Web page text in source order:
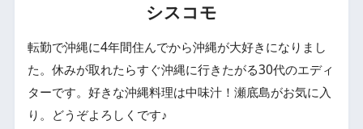
シスコモ
転勤で沖縄に4年間住んでから沖縄が大好きになりまし
た。休みが取れたらすぐ沖縄に行きたがる30代のエディ
ターです。好きな沖縄料理は中味汁！瀬底島がお気に入
り。どうぞよろしくです♪